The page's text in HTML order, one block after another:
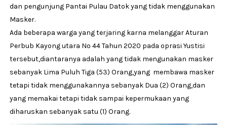
dan pengunjung Pantai Pulau Datok yang tidak menggunakan
Masker.
Ada beberapa warga yang terjaring karna melanggar Aturan
Perbub Kayong utara No 44 Tahun 2020 pada oprasi Yustisi
tersebut,diantaranya adalah yang tidak mengunakan masker
sebanyak Lima Puluh Tiga (53) Orang,yang membawa masker
tetapi tidak menggunakannya sebanyak Dua (2) Orang,dan
yang memakai tetapi tidak sampai kepermukaan yang
diharuskan sebanyak satu (1) Orang.